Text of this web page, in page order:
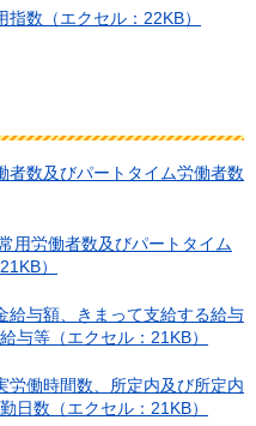
数（エクセル：22KB）
者数及びパートタイム労働者数
用労働者数及びパートタイム
）
給与額、きまって支給する給与
与等（エクセル：21KB）
労働時間数、所定内及び所定内
日数（エクセル：21KB）